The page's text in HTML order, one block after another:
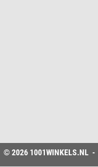
© 2026 1001WINKELS.NL -